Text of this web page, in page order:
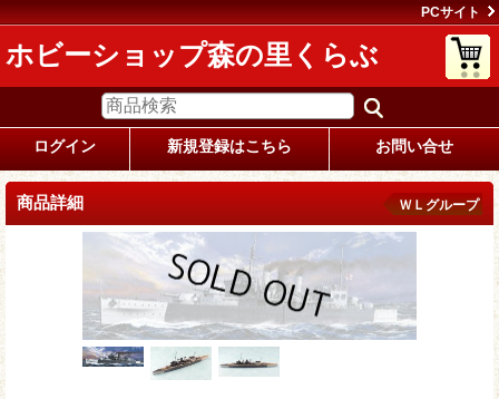
PCサイト
ホビーショップ森の里くらぶ
ログイン 新規登録はこちら お問い合せ
商品詳細 ＷＬグループ